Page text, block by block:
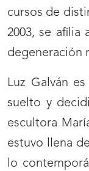
cursos de
2003, se afilia
degeneración
Luz Galván
suelto y
escultora
estuvo llena
lo